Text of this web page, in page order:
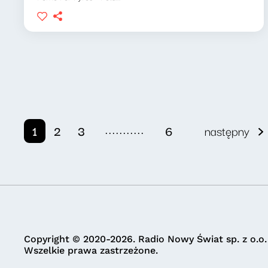
1 2 3 ........... 6 następny
Copyright © 2020-2026. Radio Nowy Świat sp. z o.o.
Wszelkie prawa zastrzeżone.